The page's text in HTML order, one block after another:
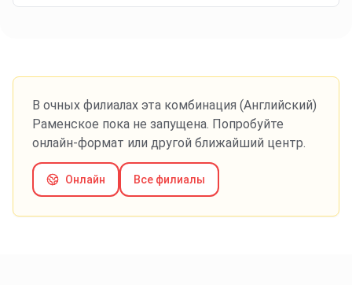
В очных филиалах эта комбинация (Английский)
Раменское пока не запущена. Попробуйте
онлайн-формат или другой ближайший центр.
Онлайн Все филиалы